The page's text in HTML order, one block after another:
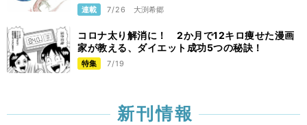
連載 7/26 大渕希郷
コロナ太り解消に！ 2か月で12キロ痩せた漫画
家が教える、ダイエット成功5つの秘訣！
特集 7/19
新刊情報